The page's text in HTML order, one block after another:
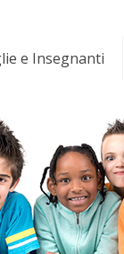
e Insegnanti